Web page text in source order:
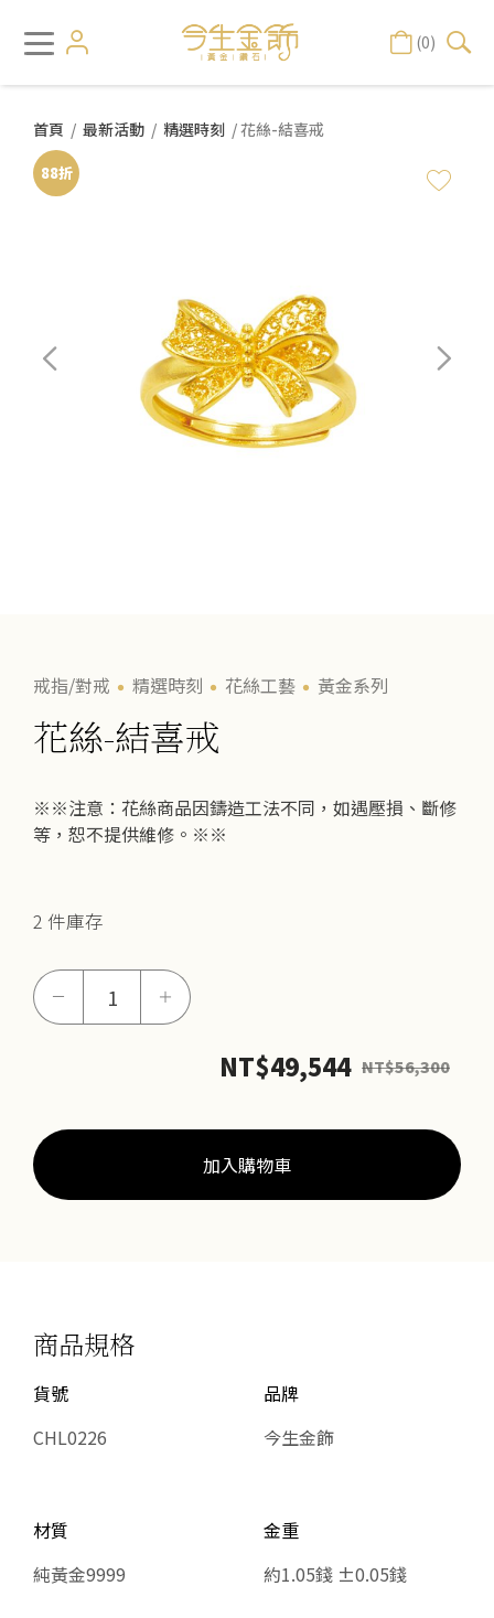
(0)
首頁 / 最新活動 / 精選時刻 / 花絲-結喜戒
88折
戒指/對戒 精選時刻 花絲工藝 黃金系列
花絲-結喜戒
※※注意：花絲商品因鑄造工法不同，如遇壓損、斷修
等，恕不提供維修。※※
2 件庫存
－
絲-
數
＋
NT$49,544 NT$56,300
加入購物車
商品規格
貨號
CHL0226
品牌
今生金飾
材質
純黃金9999
金重
約1.05錢 ±0.05錢